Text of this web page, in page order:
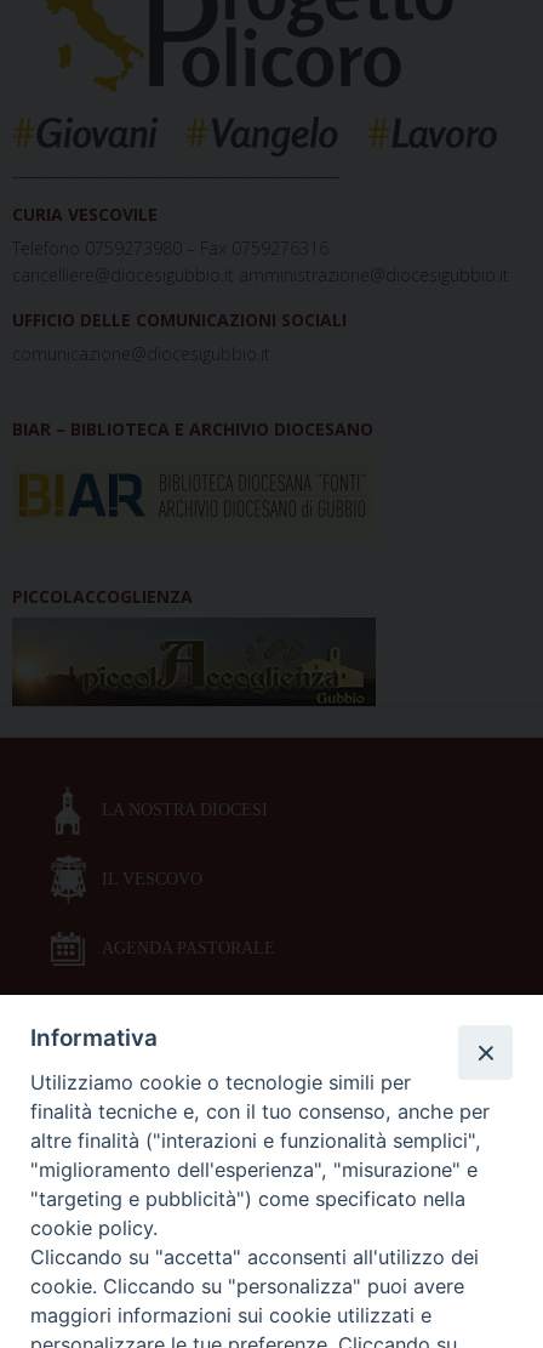
CURIA VESCOVILE
Telefono 0759273980 – Fax 0759276316
cancelliere@diocesigubbio.it amministrazione@diocesigubbio.it
UFFICIO DELLE COMUNICAZIONI SOCIALI
comunicazione@diocesigubbio.it
BIAR – BIBLIOTECA E ARCHIVIO DIOCESANO
PICCOLACCOGLIENZA
LA NOSTRA DIOCESI
IL VESCOVO
AGENDA PASTORALE
DOCUMENTI PASTORALI
ORARI MESSE
LITURGIA DELLE ORE
GALLERIE FOTOGRAFICHE
Informativa
Utilizziamo cookie o tecnologie simili per
finalità tecniche e, con il tuo consenso, anche per
altre finalità ("interazioni e funzionalità semplici",
"miglioramento dell'esperienza", "misurazione" e
"targeting e pubblicità") come specificato nella
cookie policy.
Cliccando su "accetta" acconsenti all'utilizzo dei
cookie. Cliccando su "personalizza" puoi avere
maggiori informazioni sui cookie utilizzati e